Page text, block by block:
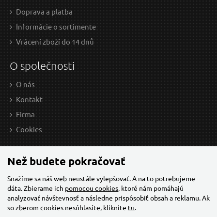
2,95 EUR / Ks
2.4 EUR bez DPH
Nástavec prodlužovací, stopka 1/4"x150mm, Fix-
Clip
Doprava a platba
Informácie o sortimente
Vrácení zboží do 14 dnů
O společnosti
O nás
Kontakt
Firma
Cookies
Než budete pokračovať
Snažíme sa náš web neustále vylepšovať. A na to potrebujeme
dáta. Zbierame ich pomocou cookies, ktoré nám pomáhajú
analyzovať návštevnosť a následne prispôsobiť obsah a reklamu. Ak
so zberom cookies nesúhlasíte, kliknite tu.